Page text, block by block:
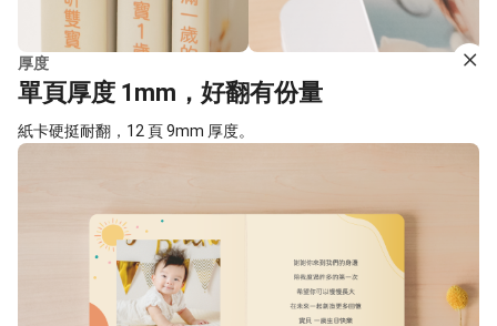
厚度
單頁厚度 1mm，好翻有份量
紙卡硬挺耐翻，12 頁 9mm 厚度。